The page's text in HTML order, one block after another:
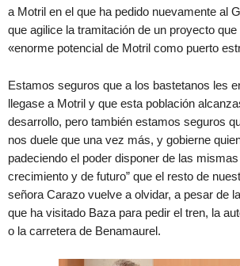
a Motril en el que ha pedido nuevamente al
que agilice la tramitación de un proyecto
«enorme potencial de Motril como puerto
Estamos seguros que a los bastetanos les
llegase a Motril y que esta población
desarrollo, pero también estamos seguros
nos duele que una vez más, y gobierne
padeciendo el poder disponer de las
crecimiento y de futuro” que el resto de
señora Carazo vuelve a olvidar, a pesar de
que ha visitado Baza para pedir el tren, la
o la carretera de Benamaurel.